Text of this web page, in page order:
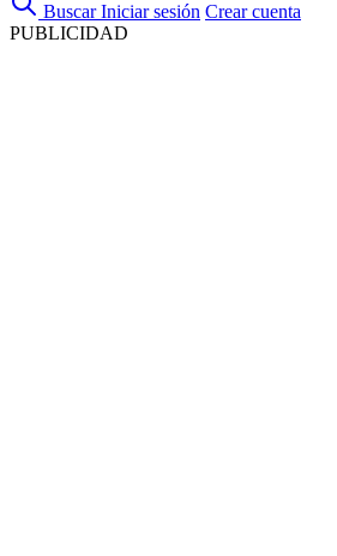
Buscar Iniciar sesión Crear cuenta
PUBLICIDAD